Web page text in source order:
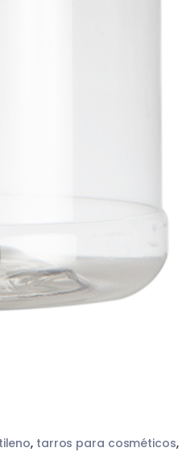
, tarros para cosméticos,